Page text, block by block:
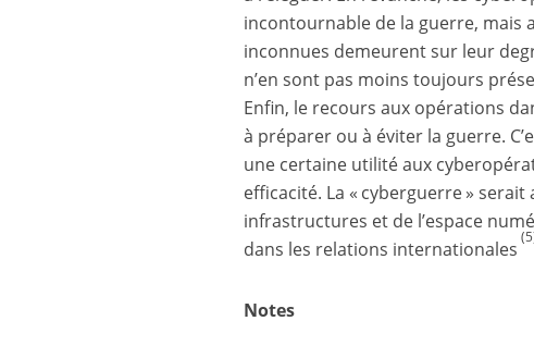
incontournable de la guerre, mais
inconnues demeurent sur leur
n’en sont pas moins toujours
Enfin, le recours aux opérations
à préparer ou à éviter la guerre.
une certaine utilité aux
efficacité. La « cyberguerre »
infrastructures et de l’espace
dans les relations internationales
Notes